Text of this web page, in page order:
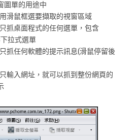
圖單的用途中
滑鼠框選要擷取的視窗區域
抓桌面程式的任何選單，包含
拉式選單
抓任何軟體的提示訊息(滑鼠停留後
輸入網址，就可以抓到整份網頁的